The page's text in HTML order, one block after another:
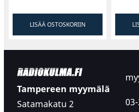
LISÄÄ OSTOSKORIIN
Tampereen myymälä
Satamakatu 2